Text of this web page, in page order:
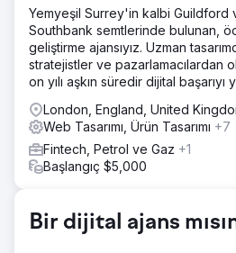
verme yeteneğini iyileştirerek iş
Ekibimiz son derece düzenli ve
kilometre taşlarının zamanında
Geri bildirimlerine dayanarak
ve bu da daha sorunsuz
paydaşlarından olumlu yanıtlara yol
Sonuç
"LaV1'in çalışması sayesinde,
azalttı, dahili sistem yanıt sürelerini
müşterinin geri bildirimlerine
uyguladılar."
Yemyeşil Surrey'in kalbi Guildford
Southbank semtlerinde bulunan,
geliştirme ajansıyız. Uzman
stratejistler ve pazarlamacılardan
on yılı aşkın süredir dijital başarıyı
London, England, United
Web Tasarımı, Ürün Tasarımı +7
Fintech, Petrol ve Gaz +1
Başlangıç $5,000
Bir dijital ajans